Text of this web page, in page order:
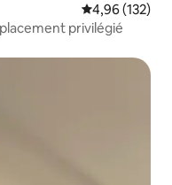
Note
4,96 (132)
privilégié
aimés